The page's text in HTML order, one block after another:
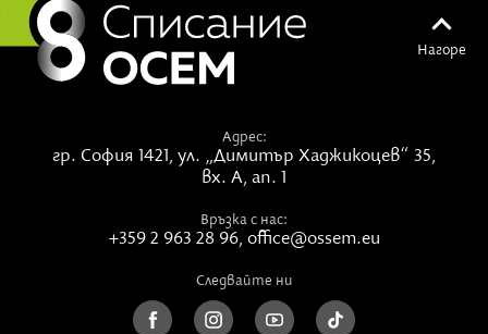
Групи и индивидуални сесии с Богомила-Сандия:
Индивидуални сесии Таро и Енергийно Лечение
Авторска музика
тези хаотични времена, можете да си запишете
Нагоре
Адрес:
гр. София 1421, ул. „Димитър Хаджикоцев“ 35,
вх. А, ап. 1
Връзка с нас:
+359 2 963 28 96, office@ossem.eu
Следвайте ни